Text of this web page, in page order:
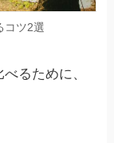
コツ2選
るために、